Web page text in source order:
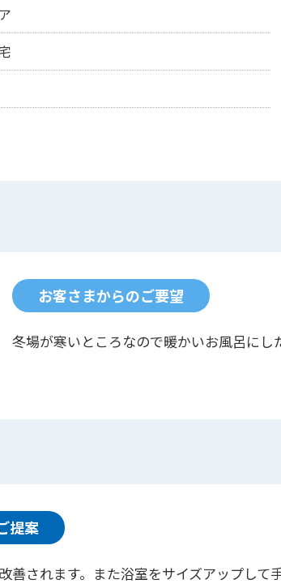
お客さまからのご要望
冬場が寒いところなので暖かいお風呂にし
提案
善されます。また浴室をサイズアップして